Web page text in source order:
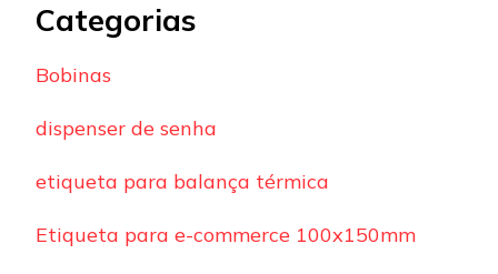
Categorias
Bobinas
dispenser de senha
etiqueta para balança térmica
Etiqueta para e-commerce 100x150mm